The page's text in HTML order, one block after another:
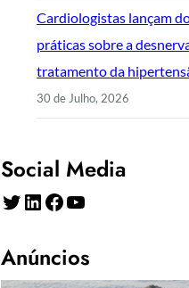
Cardiologistas lançam
práticas sobre a
tratamento da
30 de Julho, 2026
Social Media
Twitter LinkedIn Facebook YouTube
Anúncios